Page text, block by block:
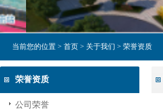
当前您的位置 > 首页 > 关于我们 > 荣誉资质
荣誉资质
公司荣誉